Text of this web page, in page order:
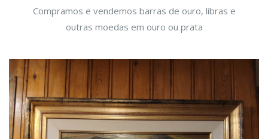
Compramos e vendemos barras de ouro, libras e
outras moedas em ouro ou prata